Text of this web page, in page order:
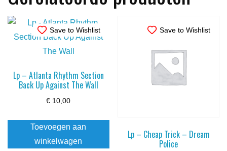
Save to Wishlist
Lp – Atlanta Rhythm Section
Back Up Against The Wall
€ 10,00
Toevoegen aan
winkelwagen
Save to Wishlist
Lp – Cheap Trick – Dream
Police